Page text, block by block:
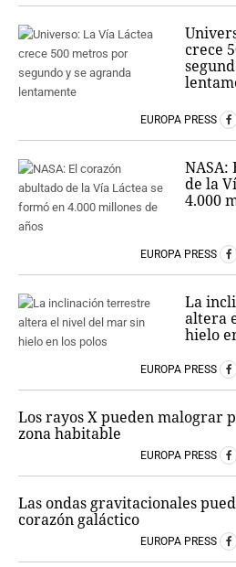
crece
EUROPA PRESS
NASA:
de la
4.000
EUROPA PRESS
La
altera
hielo
EUROPA PRESS
Los rayos X pueden malograr
zona habitable
EUROPA PRESS
Las ondas gravitacionales
corazón galáctico
EUROPA PRESS